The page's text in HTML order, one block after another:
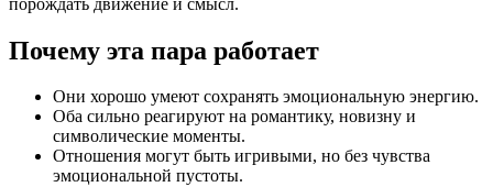
Почему эта пара работает
Они хорошо умеют сохранять эмоциональную энергию.
Оба сильно реагируют на романтику, новизну и
символические моменты.
Отношения могут быть игривыми, но без чувства
эмоциональной пустоты.